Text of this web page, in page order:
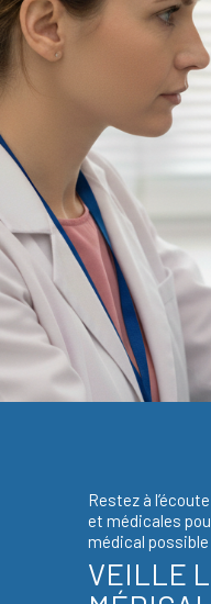
Restez à
et médicales
médical
VEILLE